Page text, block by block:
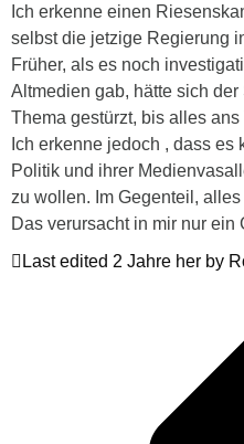
Ich erkenne einen
selbst die jetzige Regierung
Früher, als es noch
Altmedien gab, hätte sich
Thema gestürzt, bis alles
Ich erkenne jedoch , dass
Politik und ihrer
zu wollen. Im Gegenteil,
Das verursacht in mir nur ein
Last edited 2 Jahre her by